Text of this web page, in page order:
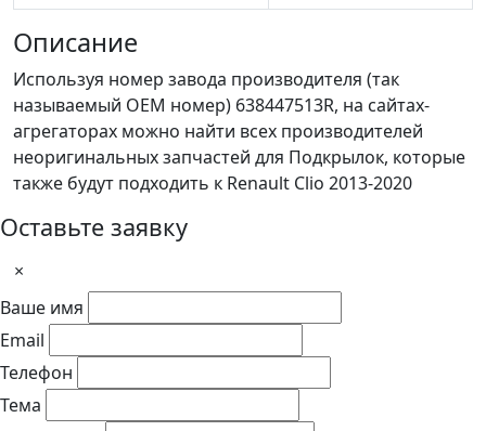
Описание
Используя номер завода производителя (так
называемый ОЕМ номер) 638447513R, на сайтах-
агрегаторах можно найти всех производителей
неоригинальных запчастей для Подкрылок, которые
также будут подходить к Renault Clio 2013-2020
Оставьте заявку
×
Ваше имя
Email
Телефон
Тема